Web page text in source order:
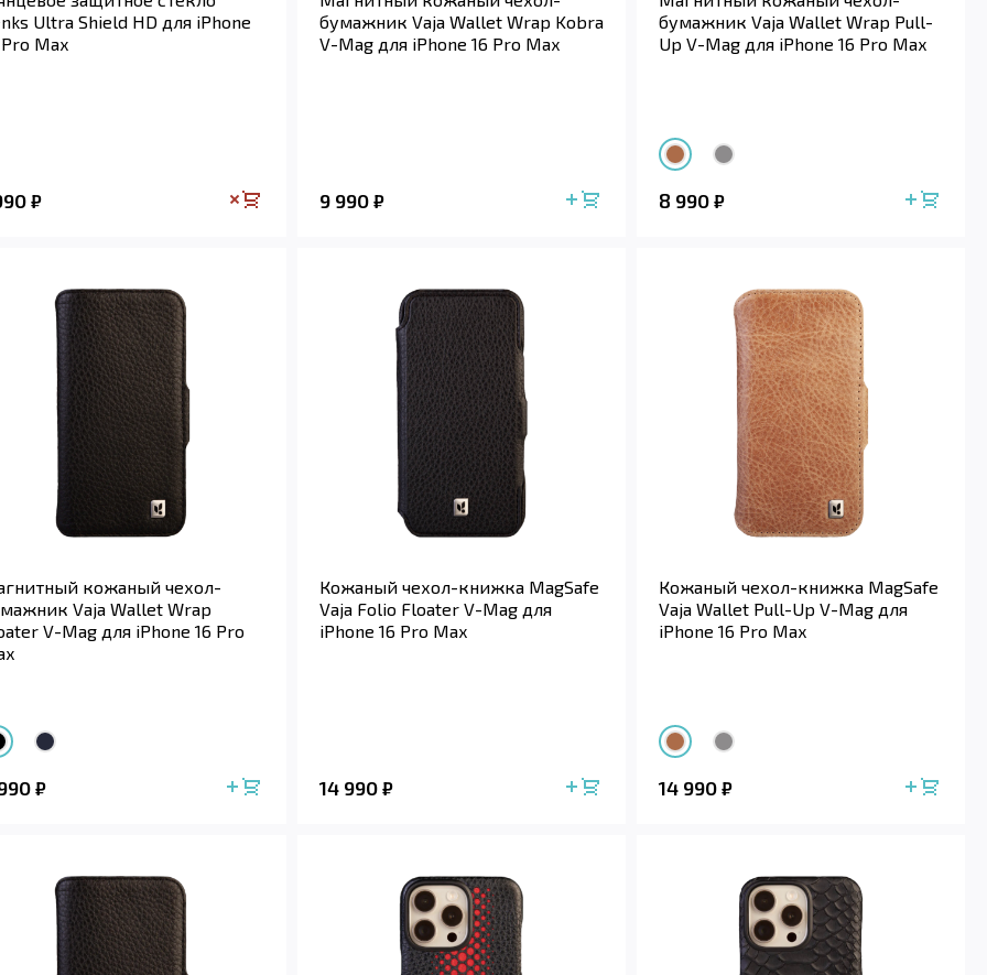
Ultra Shield HD для iPhone
Pro Max
₽
бумажник Vaja Wallet Wrap Kobra
V-Mag для iPhone 16 Pro Max
9 990 ₽
бумажник Vaja Wallet Wrap Pull-
Up V-Mag для iPhone 16 Pro Max
8 990 ₽
кожаный чехол-
Vaja Wallet Wrap
V-Mag для iPhone 16 Pro
₽
Кожаный чехол-книжка MagSafe
Vaja Folio Floater V-Mag для
iPhone 16 Pro Max
14 990 ₽
Кожаный чехол-книжка MagSafe
Vaja Wallet Pull-Up V-Mag для
iPhone 16 Pro Max
14 990 ₽